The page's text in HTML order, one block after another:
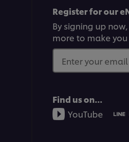
Register for our
By signing up
more to make
Enter your
Find us on...
YouTube